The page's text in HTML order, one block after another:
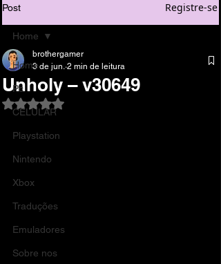
Post Registre-se
Home
Pc
CELULAR
Playstation
Nintendo
Xbox
Traduções
Emuladores
Sobre nos
Home
Unholy – v30649
brothergamer
3 de jun. 2 min de leitura
Avaliado com NaN de 5 estrelas.